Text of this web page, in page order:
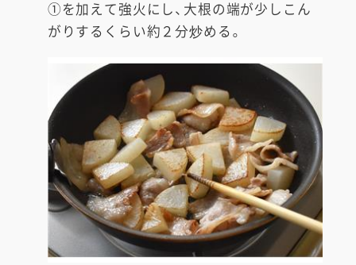
①を加えて強火にし、大根の端が少しこん
がりするくらい約２分炒める。